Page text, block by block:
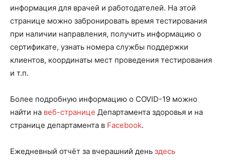
информация для врачей и работодателей. На этой
странице можно забронировать время тестирования
при наличии направления, получить информацию о
сертификате, узнать номера службы поддержки
клиентов, координаты мест проведения тестирования
и т.п.
Более подробную информацию о COVID-19 можно
найти на веб-странице Департамента здоровья и на
странице департамента в Facebook.
Ежедневный отчёт за вчерашний день здесь